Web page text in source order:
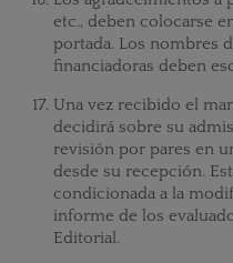
etc., deben colocarse
portada. Los nombres
financiadoras deben
Una vez recibido el
decidirá sobre su
revisión por pares en
desde su recepción.
condicionada a la
informe de los
Editorial.